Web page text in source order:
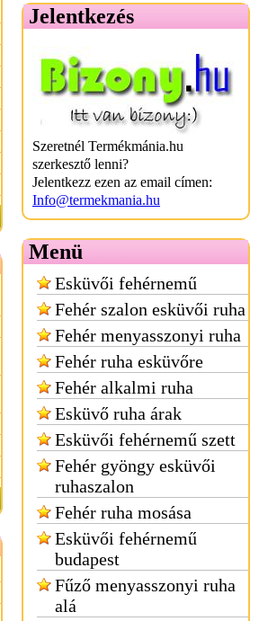
Jelentkezés
Szeretnél Termékmánia.hu
szerkesztő lenni?
Jelentkezz ezen az email címen:
Info@termekmania.hu
Menü
Esküvői fehérnemű
Fehér szalon esküvői ruha
Fehér menyasszonyi ruha
Fehér ruha esküvőre
Fehér alkalmi ruha
Esküvő ruha árak
Esküvői fehérnemű szett
Fehér gyöngy esküvői
ruhaszalon
Fehér ruha mosása
Esküvői fehérnemű
budapest
Fűző menyasszonyi ruha
alá